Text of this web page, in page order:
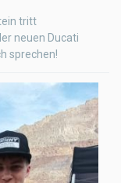
tritt
neuen Ducati
sprechen!